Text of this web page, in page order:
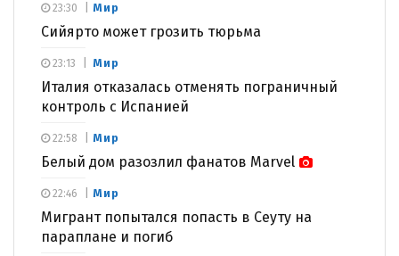
Мир
Сийярто может грозить тюрьма
23:30
Мир
Италия отказалась отменять пограничный
контроль с Испанией
23:13
Мир
Белый дом разозлил фанатов Marvel
22:58
Мир
Мигрант попытался попасть в Сеуту на
параплане и погиб
22:46